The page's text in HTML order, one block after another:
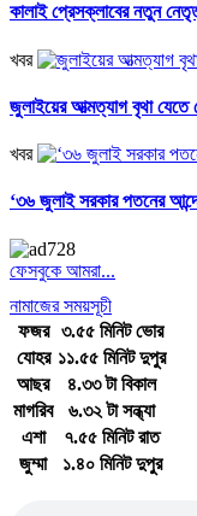
কালাই প্রেসক্লাবের নতুন
খবর
জুলাইয়ের আত্মত্যাগ বৃথা যেতে
খবর
‘৩৬ জুলাই সরকার পতনের
ফেসবুকে আমরা...
নামাজের সময়সূচী
ফজর
৩.৫৫ মিনিট ভোর
যোহর ১১.৫৫ মিনিট দুপুর
আছর
৪.৩৩ টা বিকাল
মাগরিব
৬.৩২ টা সন্ধ্যা
এশা
৭.৫৫ মিনিট রাত
জুম্মা
১.৪০ মিনিট দুপুর